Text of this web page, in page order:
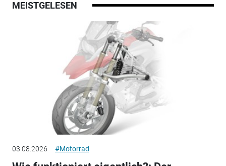
MEISTGELESEN
03.08.2026 #Motorrad